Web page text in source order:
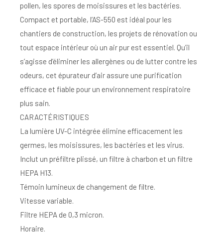
pollen, les spores de moisissures et les bactéries.
Compact et portable, l’AS-550 est idéal pour les
chantiers de construction, les projets de rénovation ou
tout espace intérieur où un air pur est essentiel. Qu’il
s’agisse d’éliminer les allergènes ou de lutter contre les
odeurs, cet épurateur d’air assure une purification
efficace et fiable pour un environnement respiratoire
plus sain.
CARACTÉRISTIQUES
La lumière UV-C intégrée élimine efficacement les
germes, les moisissures, les bactéries et les virus.
Inclut un préfiltre plissé, un filtre à charbon et un filtre
HEPA H13.
Témoin lumineux de changement de filtre.
Vitesse variable.
Filtre HEPA de 0,3 micron.
Horaire.